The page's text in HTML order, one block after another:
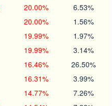
20.00% 6.53%
20.00% 1.56%
19.99% 1.97%
19.99% 3.14%
16.46% 26.50%
16.31% 3.99%
14.77% 7.26%